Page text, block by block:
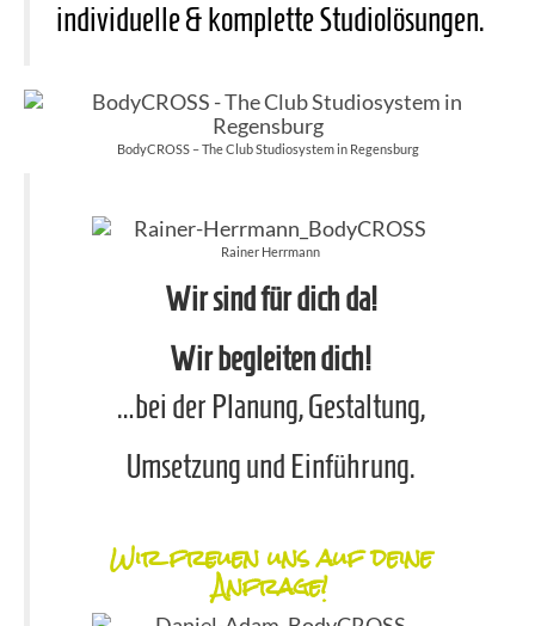
individuelle & komplette Studiolösungen.
BodyCROSS – The Club Studiosystem in Regensburg
Rainer Herrmann
Wir sind für dich da!
Wir begleiten dich!
…bei der Planung, Gestaltung,
Umsetzung und Einführung.
Wir freuen uns auf deine
Anfrage!